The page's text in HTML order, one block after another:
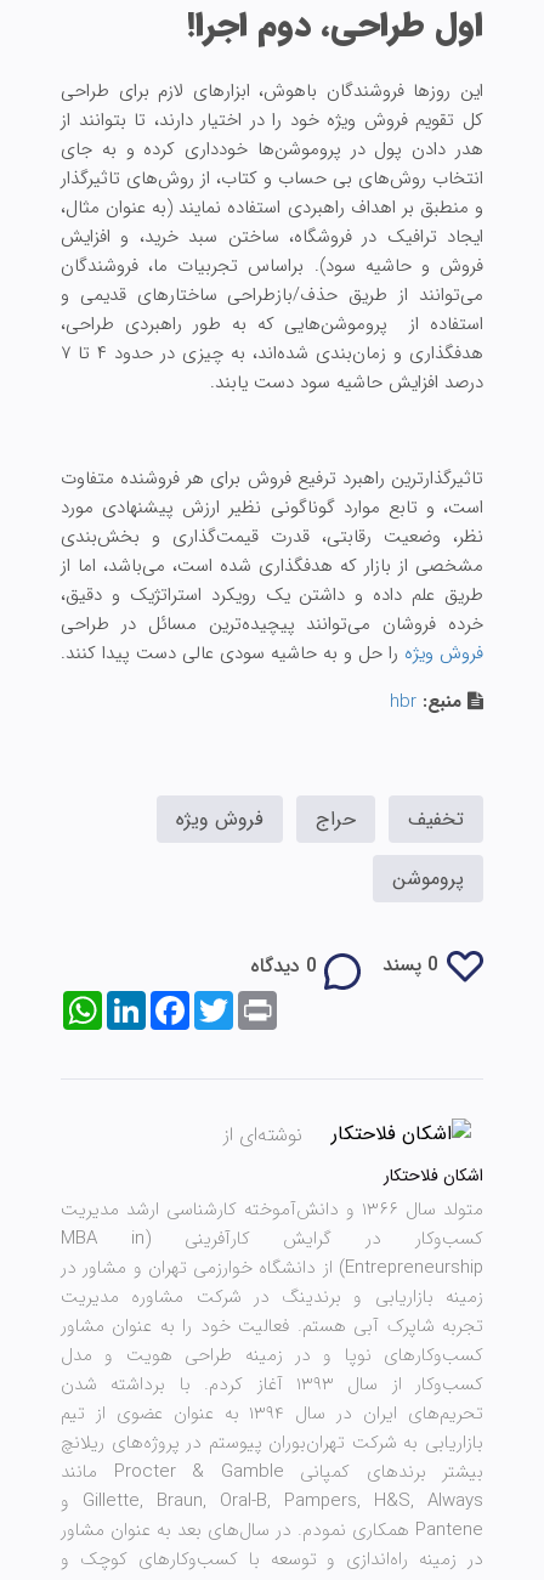
اول طراحی، دوم اجرا!
این روز‌ها فروشندگان باهوش، ابزارهای لازم برای طراحی
کل تقویم فروش ویژه خود را در اختیار دارند، تا بتوانند از
هدر دادن پول در پروموشن‌ها خودداری کرده و به جای
انتخاب روش‌های بی حساب و کتاب، از روش‌های تاثیرگذار
و منطبق بر اهداف راهبردی استفاده نمایند (به عنوان مثال،
ایجاد ترافیک در فروشگاه‌، ساختن سبد خرید، و افزایش
فروش و حاشیه سود). براساس تجربیات ما، فروشندگان
می‌توانند از طریق حذف/بازطراحی ساختارهای قدیمی و
استفاده از پروموشن‌هایی که به طور راهبردی طراحی،
هدفگذاری و زمان‌بندی شده‌اند، به چیزی در حدود ۴ تا ۷
درصد افزایش حاشیه سود دست یابند.
تاثیر‌گذارترین راهبرد ترفیع فروش برای هر فروشنده متفاوت‌
است، و تابع موارد گوناگونی نظیر ارزش پیشنهادی مورد
نظر، وضعیت رقابتی، قدرت قیمت‌گذاری و بخش‌بندی
مشخصی از بازار که هدفگذاری شده است، می‌باشد، اما از
طریق علم داده‌‌ و داشتن یک رویکرد استراتژیک و دقیق،
خرده فروشان می‌توانند پیچیده‌ترین مسائل در طراحی
فروش ویژه را حل و به حاشیه سودی عالی دست پیدا کنند.
منبع: hbr
تخفیف حراج
فروش ویژه
پروموشن
0 پسند
0 دیدگاه
WhatsAppLinkedInFacebookTwitterPrint
نوشته‌ای از
اشکان فلاحتکار
متولد سال ۱۳۶۶ و دانش‌آموخته کارشناسی ارشد مدیریت
کسب‌وکار در گرایش کارآفرینی (MBA in
Entrepreneurship) از دانشگاه خوارزمی تهران و مشاور در
زمینه بازاریابی و برندینگ در شرکت مشاوره مدیریت
تجربه شاپرک آبی هستم. فعالیت خود را به عنوان مشاور
کسب‌وکارهای نوپا و در زمینه طراحی هویت و مدل
کسب‌وکار از سال ۱۳۹۳ آغاز کردم. با برداشته شدن
تحریم‌های ایران در سال ۱۳۹۴ به عنوان عضوی از تیم
بازاریابی به شرکت تهران‌بوران پیوستم در پروژه‌های ریلانچ
بیشتر برند‌های کمپانی Procter & Gamble مانند
Gillette, Braun, Oral-B, Pampers, H&S, Always و
Pantene همکاری نمودم. در سال‌های بعد به عنوان مشاور
در زمینه راه‌اندازی و توسعه با کسب‌وکارهای کوچک و